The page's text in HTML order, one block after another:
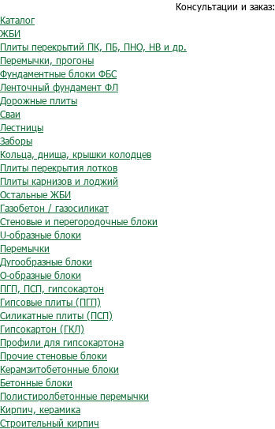
Консультации и заказ:
Каталог
ЖБИ
Плиты перекрытий ПК, ПБ, ПНО, НВ и др.
Перемычки, прогоны
Фундаментные блоки ФБС
Ленточный фундамент ФЛ
Дорожные плиты
Сваи
Лестницы
Заборы
Кольца, днища, крышки колодцев
Плиты перекрытия лотков
Плиты карнизов и лоджий
Остальные ЖБИ
Газобетон / газосиликат
Стеновые и перегородочные блоки
U-образные блоки
Перемычки
Дугообразные блоки
O-образные блоки
ПГП, ПСП, гипсокартон
Гипсовые плиты (ПГП)
Силикатные плиты (ПСП)
Гипсокартон (ГКЛ)
Профили для гипсокартона
Прочие стеновые блоки
Керамзитобетонные блоки
Бетонные блоки
Полистиролбетонные перемычки
Кирпич, керамика
Строительный кирпич